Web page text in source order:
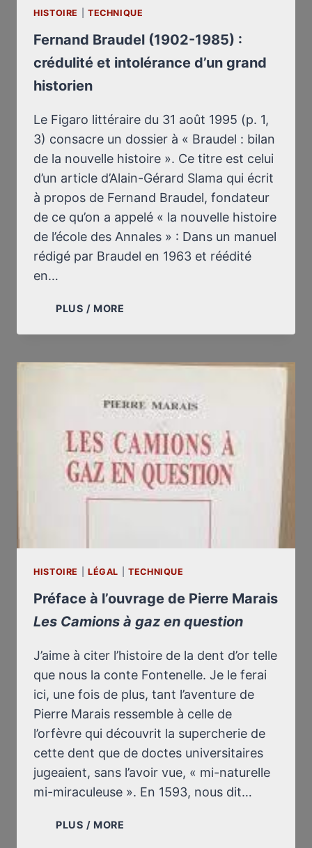
HISTOIRE TECHNIQUE
Fernand Braudel (1902-1985) :
crédulité et intolérance d’un grand
historien
Le Figaro littéraire du 31 août 1995 (p. 1,
3) consacre un dossier à « Braudel : bilan
de la nouvelle histoire ». Ce titre est celui
d’un article d’Alain-Gérard Slama qui écrit
à propos de Fernand Braudel, fondateur
de ce qu’on a appelé « la nouvelle histoire
de l’école des Annales » : Dans un manuel
rédigé par Braudel en 1963 et réédité
en…
PLUS / MORE
(1902-
ET
INTOLÉRANCE
D’UN
GRAND
HISTORIEN
HISTOIRE LÉGAL TECHNIQUE
Préface à l’ouvrage de Pierre Marais
Les Camions à gaz en question
J’aime à citer l’histoire de la dent d’or telle
que nous la conte Fontenelle. Je le ferai
ici, une fois de plus, tant l’aventure de
Pierre Marais ressemble à celle de
l’orfèvre qui découvrit la supercherie de
cette dent que de doctes universitaires
jugeaient, sans l’avoir vue, « mi-naturelle
mi-miraculeuse ». En 1593, nous dit…
PLUS / MORE